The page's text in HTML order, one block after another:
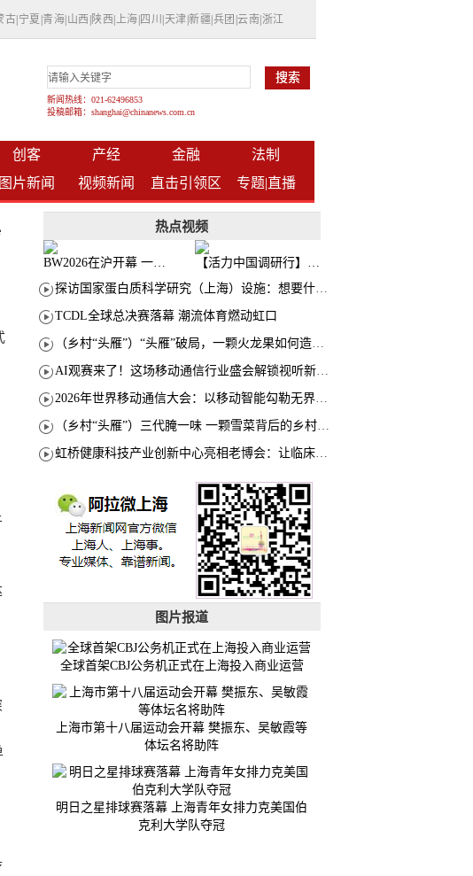
古 宁夏 青海 山西 陕西 上海 四川 天津 |新疆 兵团 |云南 浙江
新闻热线：021-62496853
投稿邮箱：shanghai@chinanews.com.cn
创客 产经 金融
法制
图片新闻 视频新闻 直击引领区 专题|直播
热点视频
BW2026在沪开幕 一众次元品牌集中发布全新企划
【活力中国调研行】上海机器人研究院以技术标准撬动长三角智造协同
探访国家蛋白质科学研究（上海）设施：想要什么蛋白 AI直接设计合成
TCDL全球总决赛落幕 潮流体育燃动虹口
（乡村“头雁”）“头雁”破局，一颗火龙果如何造就沪上乡村特色产业化路径
AI观赛来了！这场移动通信行业盛会解锁视听新玩法
2026年世界移动通信大会：以移动智能勾勒无界普惠新愿景
（乡村“头雁”）三代腌一味 一颗雪菜背后的乡村致富经
虹桥健康科技产业创新中心亮相老博会：让临床“需求”定义银发经济新生态
图片报道
全球首架CBJ公务机正式在上海投入商业运营
上海市第十八届运动会开幕 樊振东、吴敏霞等
体坛名将助阵
明日之星排球赛落幕 上海青年女排力克美国伯
克利大学队夺冠